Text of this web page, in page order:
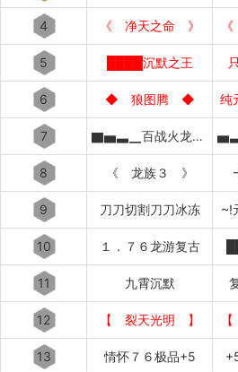
4 《 净天之命 》
5 ████沉默之王
6 ◆ 狼图腾 ◆ 纯
7 ▇▅▃▁百战火龙▁▃▅▇
8 《 龙族３ 》
9 刀刀切割刀刀冰冻 ~!
10 １．７６龙游复古
11 九霄沉默
12 【 裂天光明 】
13 情怀７６极品+5